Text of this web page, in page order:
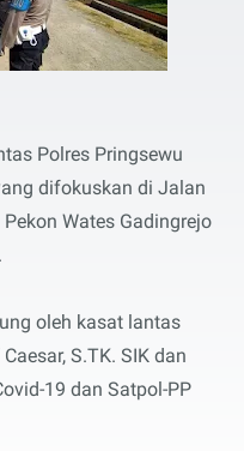
Polres Pringsewu
difokuskan di Jalan
Wates Gadingrejo
oleh kasat lantas
S.TK. SIK dan
19 dan Satpol-PP